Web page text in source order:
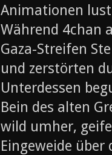
Animationen
Während 4chan
Gaza-Streifen
und zerstörten
Unterdessen
Bein des alten
wild umher,
Eingeweide